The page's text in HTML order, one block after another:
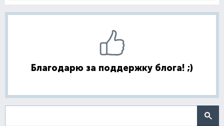
Благодарю за поддержку блога! ;)
Поиск по сайту